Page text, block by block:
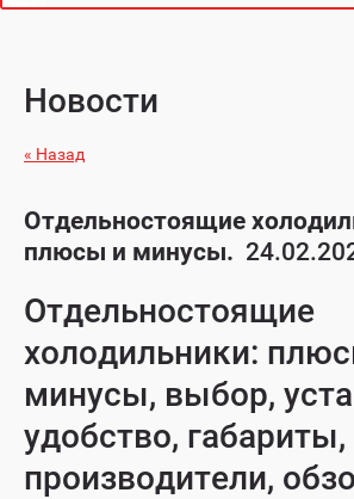
Новости
« Назад
Отдельностоящие
плюсы и минусы.
Отдельностоящие
холодильники:
минусы, выбор,
удобство, габариты,
производители,